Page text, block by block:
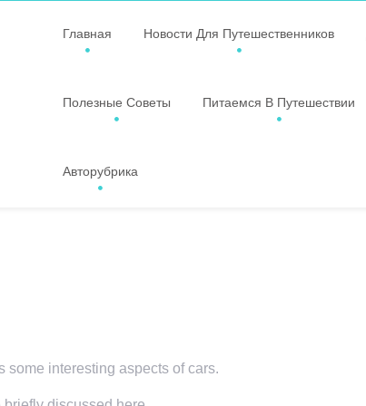
Главная Новости Для Путешественников
Полезные Советы Питаемся В Путешествии
Авторубрика
some interesting aspects of cars.